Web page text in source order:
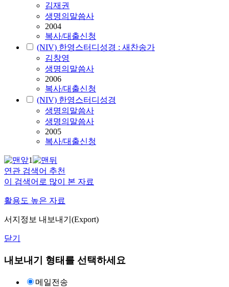
김재권
생명의말씀사
2004
복사/대출신청
(NIV) 한영스터디성경 : 새찬송가
김창영
생명의말씀사
2006
복사/대출신청
(NIV) 한영스터디성경
생명의말씀사
생명의말씀사
2005
복사/대출신청
1
연관 검색어 추천
이 검색어로 많이 본 자료
활용도 높은 자료
서지정보 내보내기(Export)
닫기
내보내기 형태를 선택하세요
메일전송